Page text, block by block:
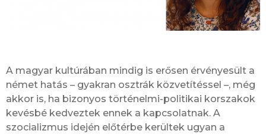
A magyar kultúrában mindig is erősen érvényesült a
német hatás – gyakran osztrák közvetítéssel –, még
akkor is, ha bizonyos történelmi-politikai korszakok
kevésbé kedveztek ennek a kapcsolatnak. A
szocializmus idején előtérbe kerültek ugyan a